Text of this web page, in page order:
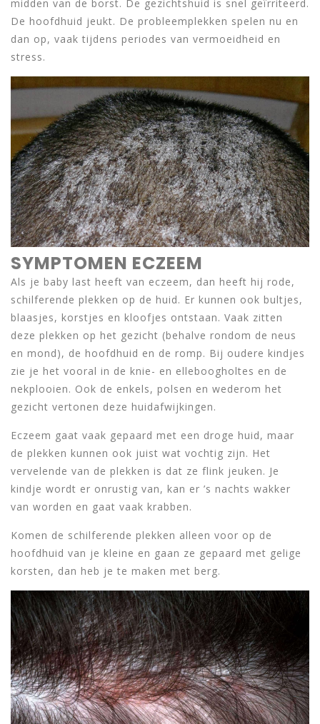
midden van de borst. De gezichtshuid is snel geïrriteerd.
De hoofdhuid jeukt. De probleemplekken spelen nu en
dan op, vaak tijdens periodes van vermoeidheid en
stress.
SYMPTOMEN ECZEEM
Als je baby last heeft van eczeem, dan heeft hij rode,
schilferende plekken op de huid. Er kunnen ook bultjes,
blaasjes, korstjes en kloofjes ontstaan. Vaak zitten
deze plekken op het gezicht (behalve rondom de neus
en mond), de hoofdhuid en de romp. Bij oudere kindjes
zie je het vooral in de knie- en elleboogholtes en de
nekplooien. Ook de enkels, polsen en wederom het
gezicht vertonen deze huidafwijkingen.
Eczeem gaat vaak gepaard met een droge huid, maar
de plekken kunnen ook juist wat vochtig zijn. Het
vervelende van de plekken is dat ze flink jeuken. Je
kindje wordt er onrustig van, kan er ’s nachts wakker
van worden en gaat vaak krabben.
Komen de schilferende plekken alleen voor op de
hoofdhuid van je kleine en gaan ze gepaard met gelige
korsten, dan heb je te maken met berg.